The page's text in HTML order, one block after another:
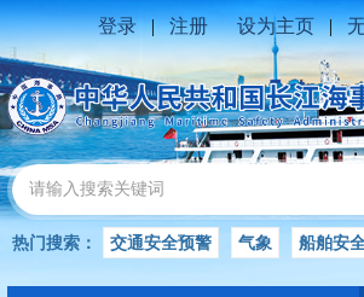
登录 | 注册 设为主页 |
热门搜索： 交通安全预警 气象 船舶安
水位公告 安全 交通 交通安全知识